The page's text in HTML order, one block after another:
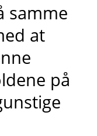
samme
at
på